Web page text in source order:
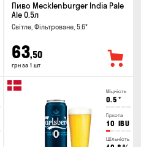
Пиво Mecklenburger India Pale
Ale 0.5л
Світле, Фільтроване, 5.6°
63,50
грн за 1 шт
Міцність
0.5 °
Гіркота
10 IBU
Щільність